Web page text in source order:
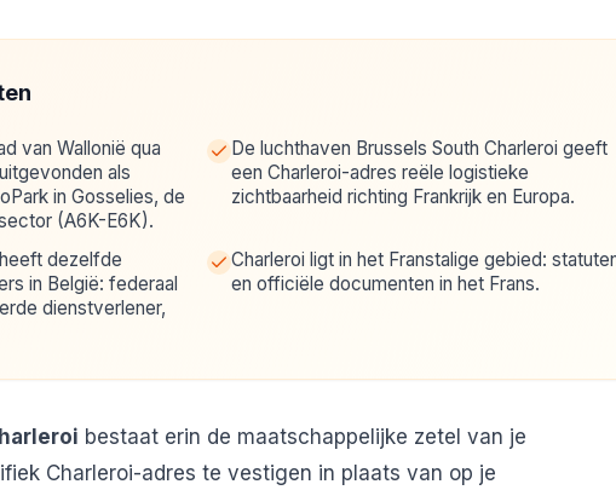
van Wallonië qua
als
in Gosselies, de
(A6K-E6K).
De luchthaven Brussels South Charleroi geeft
een Charleroi-adres reële logistieke
zichtbaarheid richting Frankrijk en Europa.
dezelfde
in België: federaal
dienstverlener,
Charleroi ligt in het Franstalige gebied:
en officiële documenten in het Frans.
bestaat erin de maatschappelijke zetel van je
Charleroi-adres te vestigen in plaats van op je